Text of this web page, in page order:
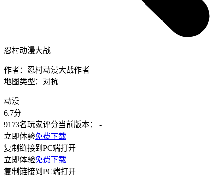
忍村动漫大战
作者： 忍村动漫大战作者
地图类型： 对抗
动漫
6.7分
9173名玩家评分当前版本：
-
立即体验免费下载
复制链接到PC端打开
立即体验免费下载
复制链接到PC端打开